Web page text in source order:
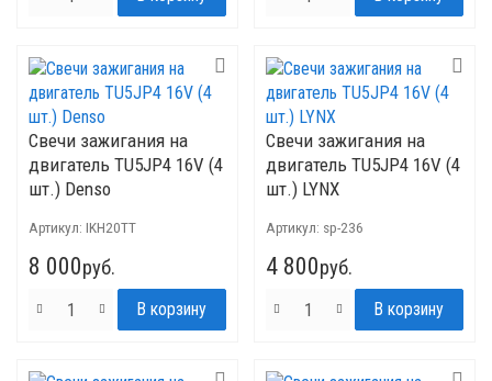
Свечи зажигания на
двигатель TU5JP4 16V (4
шт.) Denso
Артикул: IKH20TT
8 000руб.
Свечи зажигания на
двигатель TU5JP4 16V (4
шт.) LYNX
Артикул: sp-236
4 800руб.